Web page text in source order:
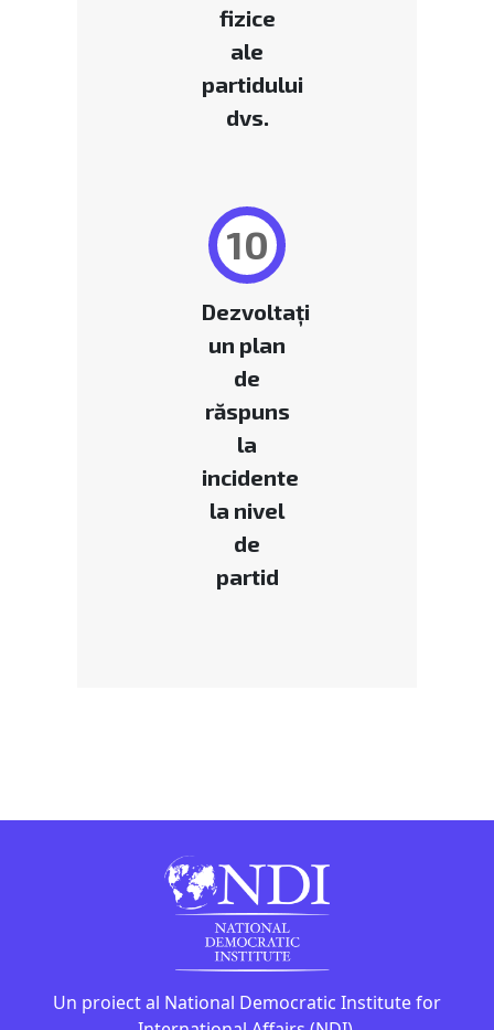
fizice
ale
partidului
dvs.
10
Dezvoltați
un plan
de
răspuns
la
incidente
la nivel
de
partid
Un proiect al National Democratic Institute for